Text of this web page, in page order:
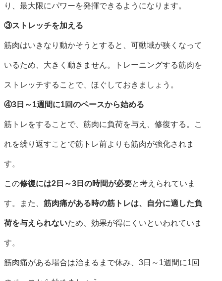
り、最大限にパワーを発揮できるようになります。
③ストレッチを加える
筋肉はいきなり動かそうとすると、可動域が狭くなって
いるため、大きく動きません。トレーニングする筋肉を
ストレッチすることで、ほぐしておきましょう。
④3日～1週間に1回のペースから始める
筋トレをすることで、筋肉に負荷を与え、修復する。こ
れを繰り返すことで筋トレ前よりも筋肉が強化されま
す。
この修復には2日～3日の時間が必要と考えられていま
す。また、 筋肉痛がある時の筋トレは、自分に適した負
荷を与えられないため、効果が得にくいといわれていま
す。
筋肉痛がある場合は治まるまで休み、3日～1週間に1回